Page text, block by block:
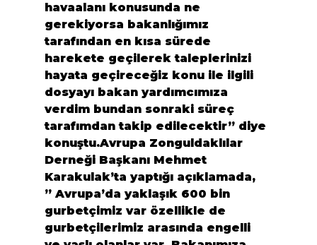
havaalanı konusunda ne
gerekiyorsa bakanlığımız
tarafından en kısa sürede
harekete geçilerek taleplerinizi
hayata geçireceğiz konu ile ilgili
dosyayı bakan yardımcımıza
verdim bundan sonraki süreç
tarafımdan takip edilecektir” diye
konuştu.Avrupa Zonguldaklılar
Derneği Başkanı Mehmet
Karakulak’ta yaptığı açıklamada,
” Avrupa’da yaklaşık 600 bin
gurbetçimiz var özellikle de
gurbetçilerimiz arasında engelli